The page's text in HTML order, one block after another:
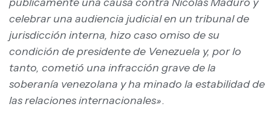
celebrar una audiencia judicial en un tribunal de
jurisdicción interna, hizo caso omiso de su
condición de presidente de Venezuela y, por lo
tanto, cometió una infracción grave de la
soberanía venezolana y ha minado la estabilidad de
las relaciones internacionales».